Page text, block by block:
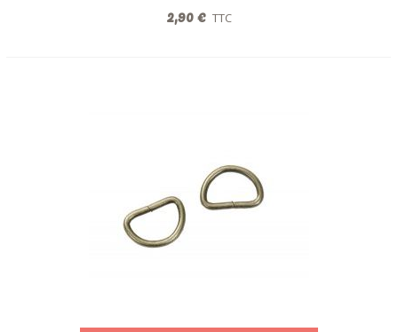
2,90 € TTC